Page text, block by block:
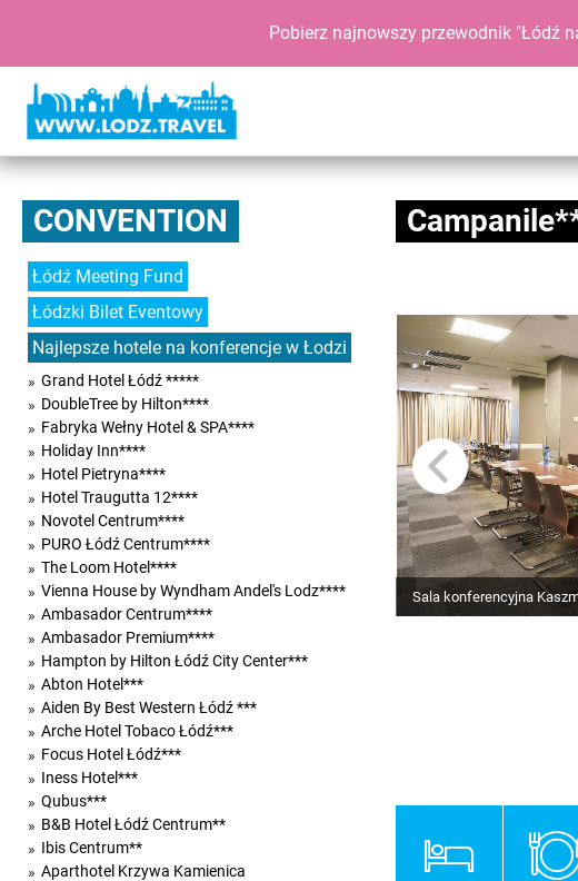
Pobierz najnowszy przewodnik "Łódź
CONVENTION
Łódź Meeting Fund
Łódzki Bilet Eventowy
Najlepsze hotele na konferencje w Łodzi
Grand Hotel Łódź *****
DoubleTree by Hilton****
Fabryka Wełny Hotel & SPA****
Holiday Inn****
Hotel Pietryna****
Hotel Traugutta 12****
Novotel Centrum****
PURO Łódź Centrum****
The Loom Hotel****
Vienna House by Wyndham Andel's Lodz****
Ambasador Centrum****
Ambasador Premium****
Hampton by Hilton Łódź City Center***
Abton Hotel***
Aiden By Best Western Łódź ***
Arche Hotel Tobaco Łódź***
Focus Hotel Łódź***
Iness Hotel***
Qubus***
B&B Hotel Łódź Centrum**
Ibis Centrum**
Aparthotel Krzywa Kamienica
Sala konferencyjna